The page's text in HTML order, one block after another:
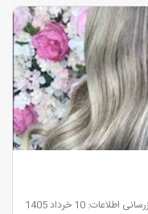
اطلاعات: 10 خرداد 1405